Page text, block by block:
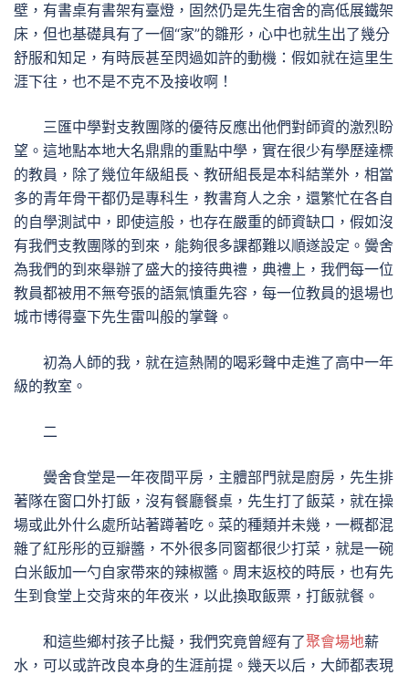
壁，有書桌有書架有臺燈，固然仍是先生宿舍的高低展鐵架
床，但也基礎具有了一個“家”的雛形，心中也就生出了幾分
舒服和知足，有時辰甚至閃過如許的動機：假如就在這里生
涯下往，也不是不克不及接收啊！
三匯中學對支教團隊的優待反應出他們對師資的激烈盼
望。這地點本地大名鼎鼎的重點中學，實在很少有學歷達標
的教員，除了幾位年級組長、教研組長是本科結業外，相當
多的青年骨干都仍是專科生，教書育人之余，還繁忙在各自
的自學測試中，即使這般，也存在嚴重的師資缺口，假如沒
有我們支教團隊的到來，能夠很多課都難以順遂設定。黌舍
為我們的到來舉辦了盛大的接待典禮，典禮上，我們每一位
教員都被用不無夸張的語氣慎重先容，每一位教員的退場也
城市博得臺下先生雷叫般的掌聲。
初為人師的我，就在這熱鬧的喝彩聲中走進了高中一年
級的教室。
二
黌舍食堂是一年夜間平房，主體部門就是廚房，先生排
著隊在窗口外打飯，沒有餐廳餐桌，先生打了飯菜，就在操
場或此外什么處所站著蹲著吃。菜的種類并未幾，一概都混
雜了紅彤彤的豆瓣醬，不外很多同窗都很少打菜，就是一碗
白米飯加一勺自家帶來的辣椒醬。周末返校的時辰，也有先
生到食堂上交背來的年夜米，以此換取飯票，打飯就餐。
和這些鄉村孩子比擬，我們究竟曾經有了聚會場地薪
水，可以或許改良本身的生涯前提。幾天以后，大師都表現